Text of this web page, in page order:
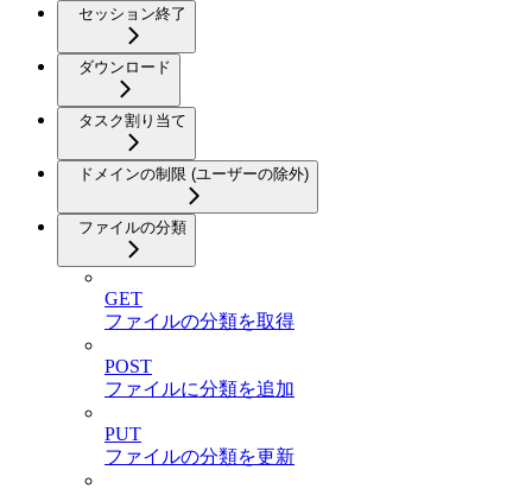
セッション終了
ダウンロード
タスク割り当て
ドメインの制限 (ユーザーの除外)
ファイルの分類
GET
ファイルの分類を取得
POST
ファイルに分類を追加
PUT
ファイルの分類を更新